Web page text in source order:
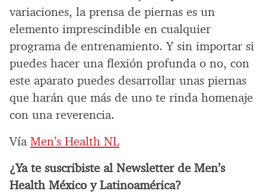
variaciones, la prensa de piernas es un
elemento imprescindible en cualquier
programa de entrenamiento. Y sin importar si
puedes hacer una flexión profunda o no, con
este aparato puedes desarrollar unas piernas
que harán que más de uno te rinda homenaje
con una reverencia.
Vía Men’s Health NL
¿Ya te suscribiste al Newsletter de Men’s
Health México y Latinoamérica?